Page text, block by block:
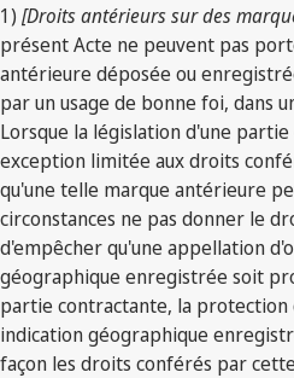
1) [Droits antérieurs sur des
présent Acte ne peuvent pas
antérieure déposée ou
par un usage de bonne foi, dans
Lorsque la législation d'une
exception limitée aux droits
qu'une telle marque antérieure
circonstances ne pas donner le
d'empêcher qu'une appellation
géographique enregistrée soit
partie contractante, la
indication géographique
façon les droits conférés par